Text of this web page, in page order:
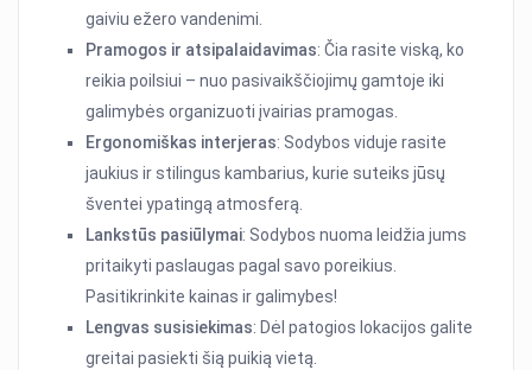
gaiviu ežero vandenimi.
Pramogos ir atsipalaidavimas: Čia rasite viską, ko
reikia poilsiui – nuo pasivaikščiojimų gamtoje iki
galimybės organizuoti įvairias pramogas.
Ergonomiškas interjeras: Sodybos viduje rasite
jaukius ir stilingus kambarius, kurie suteiks jūsų
šventei ypatingą atmosferą.
Lankstūs pasiūlymai: Sodybos nuoma leidžia jums
pritaikyti paslaugas pagal savo poreikius.
Pasitikrinkite kainas ir galimybes!
Lengvas susisiekimas: Dėl patogios lokacijos galite
greitai pasiekti šią puikią vietą.